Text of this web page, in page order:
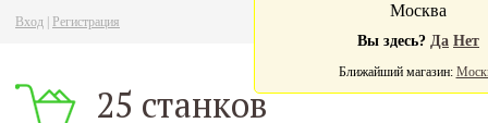
Вход Регистрация
25 станков
Москва
Вы здесь? Да Нет
Ближайший магазин: